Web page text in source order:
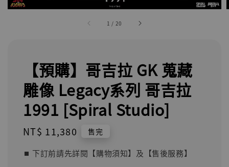
1 / 20
【預購】哥吉拉 GK 蒐藏
雕像 Legacy系列 哥吉拉
1991 [Spiral Studio]
Regular
NT$ 11,380 售完
⏹︎ 下訂前請先詳閱【購物須知】及【售後服務】